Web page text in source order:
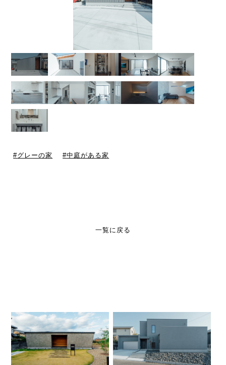
グレーの家 中庭がある家
一覧に戻る